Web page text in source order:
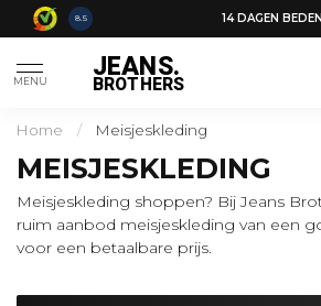
8.5 14 DAGEN
MENU JEANS.
BROTHERS
Home / Meisjeskleding
MEISJESKLEDING
Meisjeskleding shoppen? Bij Jeans
ruim aanbod meisjeskleding van een
voor een betaalbare prijs.